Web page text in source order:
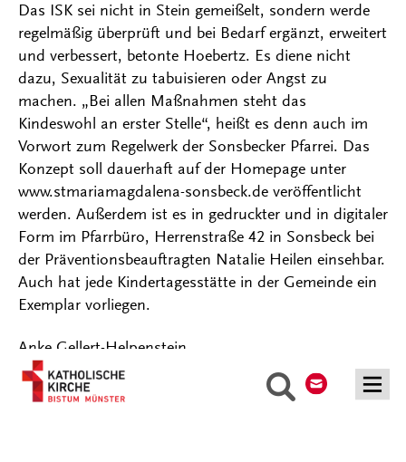
Suche
Das ISK sei nicht in Stein gemeißelt, sondern werde
regelmäßig überprüft und bei Bedarf ergänzt, erweitert
und verbessert, betonte Hoebertz. Es diene nicht
dazu, Sexualität zu tabuisieren oder Angst zu
machen. „Bei allen Maßnahmen steht das
Kindeswohl an erster Stelle“, heißt es denn auch im
Vorwort zum Regelwerk der Sonsbecker Pfarrei. Das
Konzept soll dauerhaft auf der Homepage unter
www.stmariamagdalena-sonsbeck.de veröffentlicht
werden. Außerdem ist es in gedruckter und in digitaler
Form im Pfarrbüro, Herrenstraße 42 in Sonsbeck bei
der Präventionsbeauftragten Natalie Heilen einsehbar.
Auch hat jede Kindertagesstätte in der Gemeinde ein
Exemplar vorliegen.
Anke Gellert-Helpenstein